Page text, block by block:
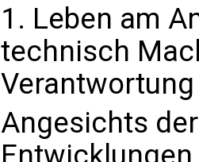
1. Leben am
technisch
Verantwortung
Angesichts